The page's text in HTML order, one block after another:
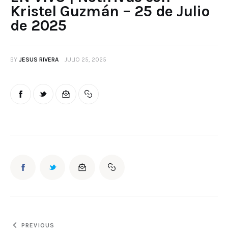
Kristel Guzmán – 25 de Julio
de 2025
BY JESUS RIVERA JULIO 25, 2025
PREVIOUS